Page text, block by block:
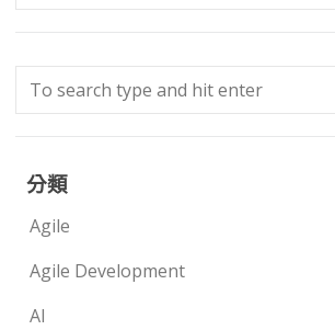
分類
Agile
Agile Development
AI